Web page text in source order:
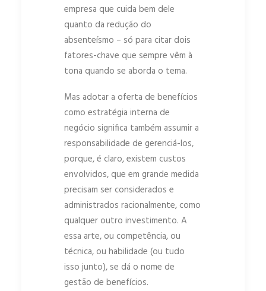
empresa que cuida bem dele
quanto da redução do
absenteísmo – só para citar dois
fatores-chave que sempre vêm à
tona quando se aborda o tema.
Mas adotar a oferta de benefícios
como estratégia interna de
negócio significa também assumir a
responsabilidade de gerenciá-los,
porque, é claro, existem custos
envolvidos, que em grande medida
precisam ser considerados e
administrados racionalmente, como
qualquer outro investimento. A
essa arte, ou competência, ou
técnica, ou habilidade (ou tudo
isso junto), se dá o nome de
gestão de benefícios.